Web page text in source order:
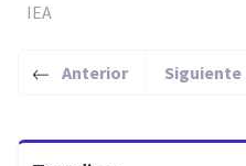
IEA
Anterior Siguiente